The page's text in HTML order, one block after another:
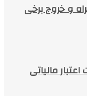
و خروج برخی
مالیاتی